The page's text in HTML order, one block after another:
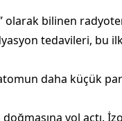
olarak bilinen
tedavileri, bu
daha küçük
yol açtı.